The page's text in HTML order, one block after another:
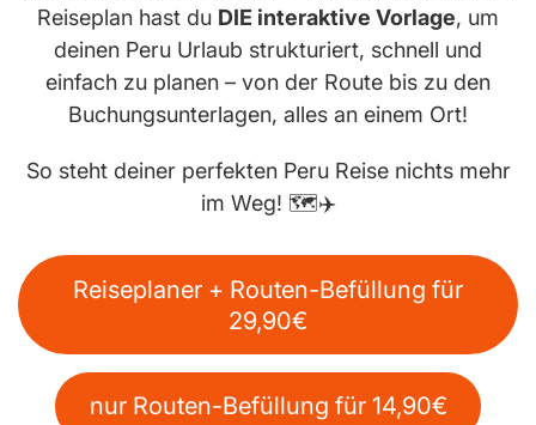
Reiseplan hast du DIE interaktive Vorlage, um
deinen Peru Urlaub strukturiert, schnell und
einfach zu planen – von der Route bis zu den
Buchungsunterlagen, alles an einem Ort!
So steht deiner perfekten Peru Reise nichts mehr
im Weg! 🗺️✈️
Reiseplaner + Routen-Befüllung für
29,90€
nur Routen-Befüllung für 14,90€